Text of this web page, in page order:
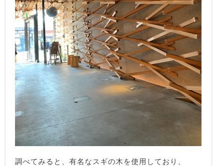
調べてみると、有名なスギの木を使用しており、